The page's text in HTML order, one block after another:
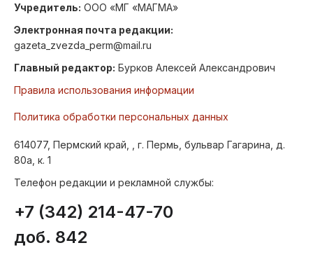
Учредитель: ООО «МГ «МАГМА»
Электронная почта редакции:
gazeta_zvezda_perm@mail.ru
Главный редактор: Бурков Алексей Александрович
Правила использования информации
Политика обработки персональных данных
614077, Пермский край, , г. Пермь, бульвар Гагарина, д.
80а, к. 1
Телефон редакции и рекламной службы:
+7 (342) 214-47-70
доб. 842